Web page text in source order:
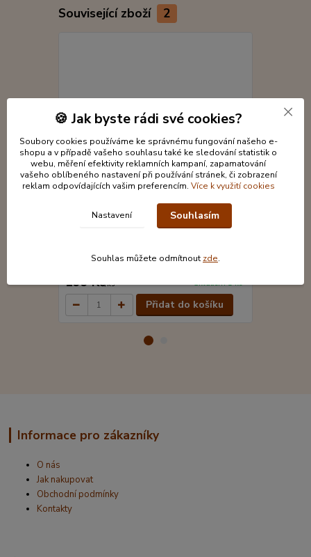
Související zboží 2
Keramický hrnek imitace smalt - Nejlepší
199 Kč/ks Skladem 1 ks
Přidat do košíku
111 Kč/ks
Informace pro zákazníky
O nás
Jak nakupovat
Obchodní podmínky
Kontakty
🍪 Jak byste rádi své cookies?
Soubory cookies používáme ke správnému fungování našeho e-
shopu a v případě vašeho souhlasu také ke sledování statistik o
webu, měření efektivity reklamních kampaní, zapamatování
vašeho oblíbeného nastavení při používání stránek, či zobrazení
reklam odpovídajících vašim preferencím. Více k využití cookies
Nastavení Souhlasím
Souhlas můžete odmítnout zde.